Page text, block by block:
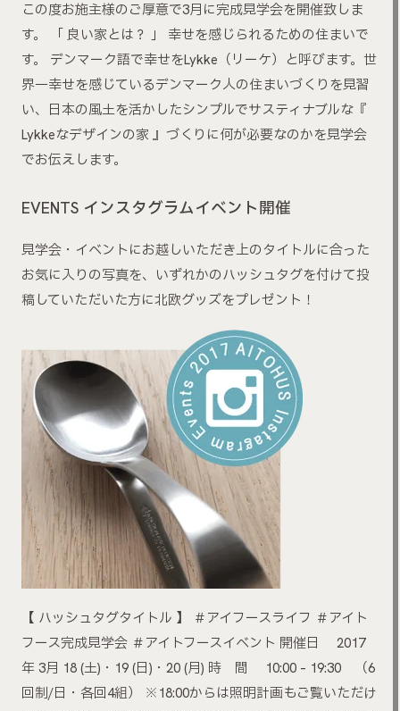
この度お施主様のご厚意で3月に完成見学会を開催致しま
す。 「 良い家とは？ 」 幸せを感じられるための住まいで
す。 デンマーク語で幸せをLykke（リーケ）と呼びます。世
界一幸せを感じているデンマーク人の住まいづくりを見習
い、日本の風土を活かしたシンプルでサスティナブルな『
Lykkeなデザインの家 』づくりに何が必要なのかを見学会
でお伝えします。
EVENTS インスタグラムイベント開催
見学会・イベントにお越しいただき上のタイトルに合った
お気に入りの写真を、いずれかのハッシュタグを付けて投
稿していただいた方に北欧グッズをプレゼント！
【 ハッシュタグタイトル 】 ＃アイフースライフ ＃アイト
フース完成見学会 ＃アイトフースイベント 開催日 2017
年 3月 18 (土)・19 (日)・20 (月) 時 間 10:00 – 19:30 （6
回制/日・各回4組） ※18:00からは照明計画もご覧いただけ